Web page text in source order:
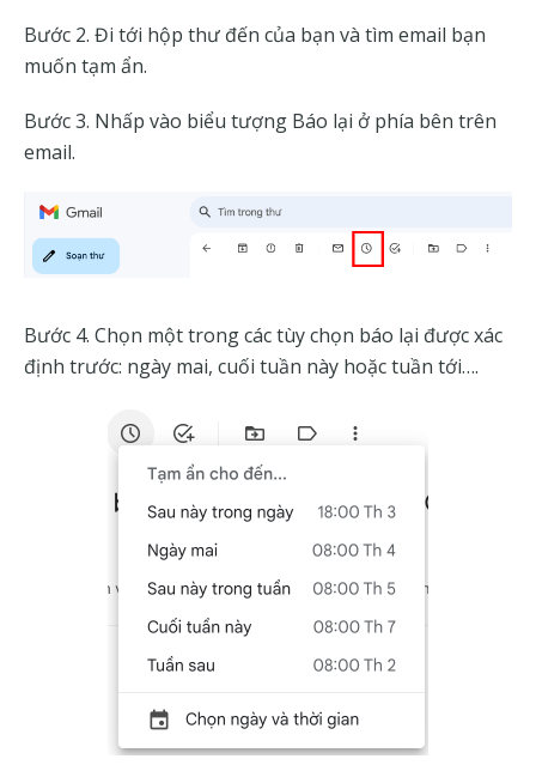
Bước 2. Đi tới hộp thư đến của bạn và tìm email bạn
muốn tạm ẩn.
Bước 3. Nhấp vào biểu tượng Báo lại ở phía bên trên
email.
Bước 4. Chọn một trong các tùy chọn báo lại được xác
định trước: ngày mai, cuối tuần này hoặc tuần tới….